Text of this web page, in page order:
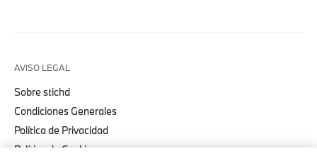
AVISO LEGAL
Sobre stichd
Condiciones Generales
Política de Privacidad
Política de Cookies